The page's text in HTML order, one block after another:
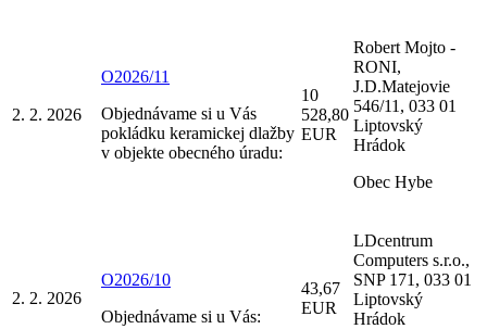
2. 2. 2026
O2026/11
Objednávame si u Vás
pokládku keramickej dlažby
v objekte obecného úradu:
10
528,80
EUR
Robert Mojto -
RONI,
J.D.Matejovie
546/11, 033 01
Liptovský
Hrádok
Obec Hybe
2. 2. 2026
O2026/10
Objednávame si u Vás:
43,67
EUR
LDcentrum
Computers s.r.o.,
SNP 171, 033 01
Liptovský
Hrádok